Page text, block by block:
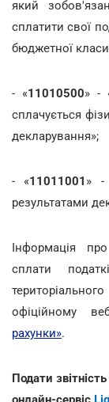
який
сплатити свої
бюджетної
- «11010500» -
сплачується
декларування»;
- «11011001 » -
результатами
Інформація
сплати
офіційному
рахунки».
Подати